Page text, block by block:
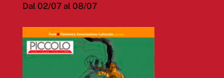
Dal 02/07 al 08/07